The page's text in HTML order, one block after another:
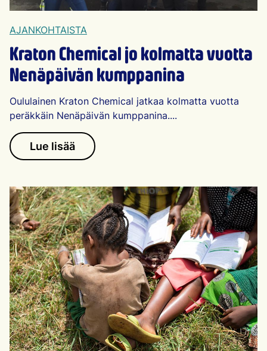
AJANKOHTAISTA
Kraton Chemical jo kolmatta vuotta
Nenäpäivän kumppanina
Oululainen Kraton Chemical jatkaa kolmatta vuotta
peräkkäin Nenäpäivän kumppanina....
Lue lisää